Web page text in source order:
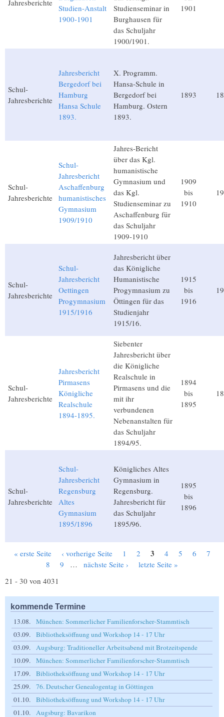
Jahresberichte
Studien-Anstalt
1900-1901
Studienseminar in
Burghausen für
das Schuljahr
1900/1901.
1901
Schul-
Jahresberichte
Jahresbericht
Bergedorf bei
Hamburg
Hansa Schule
1893.
X. Programm.
Hansa-Schule in
Bergedorf bei
Hamburg. Ostern
1893.
1893
Schul-
Jahresberichte
Schul-
Jahresbericht
Aschaffenburg
humanistisches
Gymnasium
1909/1910
Jahres-Bericht
über das Kgl.
humanistische
Gymnasium und
das Kgl.
Studienseminar zu
Aschaffenburg für
das Schuljahr
1909-1910
1909
bis
1910
Schul-
Jahresberichte
Schul-
Jahresbericht
Oettingen
Progymnasium
1915/1916
Jahresbericht über
das Königliche
Humanistische
Progymnasium zu
Öttingen für das
Studienjahr
1915/16.
1915
bis
1916
Schul-
Jahresberichte
Jahresbericht
Pirmasens
Königliche
Realschule
1894-1895.
Siebenter
Jahresbericht über
die Königliche
Realschule in
Pirmasens und die
mit ihr
verbundenen
Nebenanstalten für
das Schuljahr
1894/95.
1894
bis
1895
Schul-
Jahresberichte
Schul-
Jahresbericht
Regensburg
Altes
Gymnasium
1895/1896
Königliches Altes
Gymnasium in
Regensburg.
Jahresbericht für
das Schuljahr
1895/96.
1895
bis
1896
Seiten
« erste Seite ‹ vorherige Seite 1 2 3 4 5 6
7
8
9 … nächste Seite ›
letzte Seite »
21 - 30 von 4031
kommende Termine
13.08.
München: Sommerlicher Familienforscher-Stammtisch
03.09.
Bibliotheksöffnung und Workshop 14 - 17 Uhr
03.09.
Augsburg: Traditioneller Arbeitsabend mit Brotzeitspende
10.09.
München: Sommerlicher Familienforscher-Stammtisch
17.09.
Bibliotheksöffnung und Workshop 14 - 17 Uhr
25.09.
76. Deutscher Genealogentag in Göttingen
01.10.
Bibliotheksöffnung und Workshop 14 - 17 Uhr
01.10.
Augsburg: Bavarikon